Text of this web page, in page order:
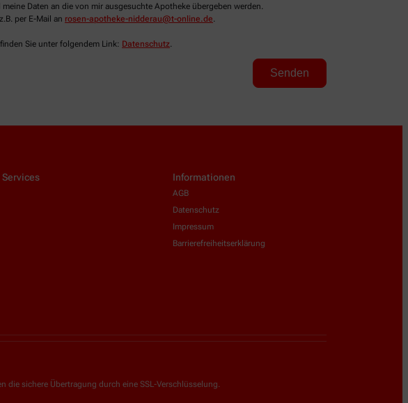
Daten an die von mir ausgesuchte Apotheke übergeben werden.
per E-Mail an rosen-apotheke-nidderau@t-online.de
Sie unter folgendem Link: Datenschutz
Services Informationen
AGB
Datenschutz
Impressum
Barrierefreiheitserklärung
die sichere Übertragung durch eine SSL-Verschlüsselung.